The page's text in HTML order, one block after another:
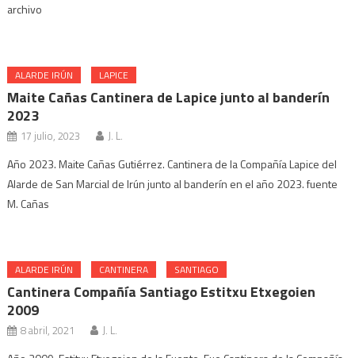
archivo
ALARDE IRÚN LAPICE
Maite Cañas Cantinera de Lapice junto al banderín
2023
17 julio, 2023 J. L.
Año 2023. Maite Cañas Gutiérrez. Cantinera de la Compañía Lapice del
Alarde de San Marcial de Irún junto al banderín en el año 2023. fuente
M. Cañas
ALARDE IRÚN CANTINERA SANTIAGO
Cantinera Compañía Santiago Estitxu Etxegoien
2009
8 abril, 2021 J. L.